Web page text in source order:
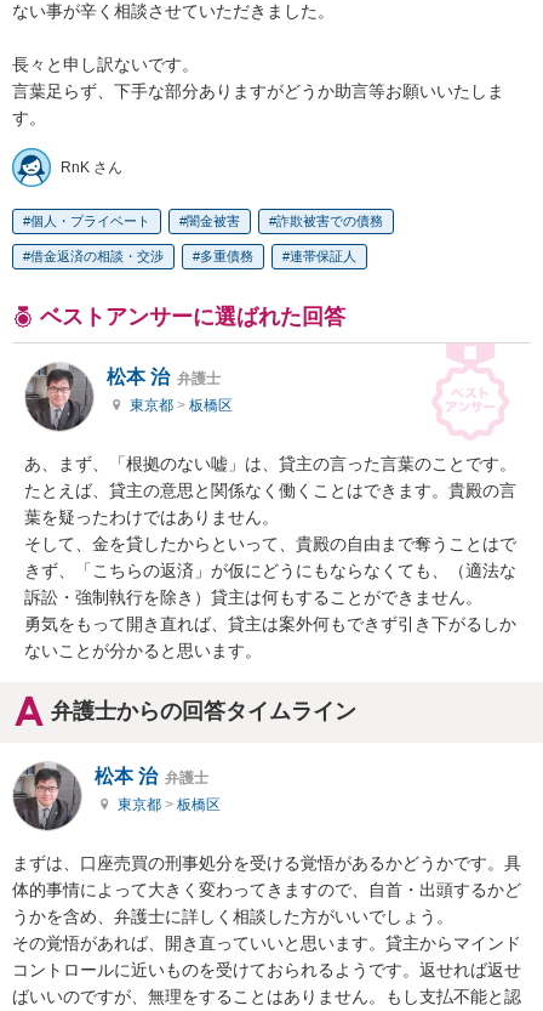
ない事が辛く相談させていただきました。
長々と申し訳ないです。
言葉足らず、下手な部分ありますがどうか助言等お願いいたしま
す。
RnK さん
個人・プライベート 闇金被害 詐欺被害での債務
借金返済の相談・交渉 多重債務 連帯保証人
ベストアンサーに選ばれた回答
松本 治 弁護士
東京都 > 板橋区
あ、まず、「根拠のない嘘」は、貸主の言った言葉のことです。
たとえば、貸主の意思と関係なく働くことはできます。貴殿の言
葉を疑ったわけではありません。
そして、金を貸したからといって、貴殿の自由まで奪うことはで
きず、「こちらの返済」が仮にどうにもならなくても、（適法な
訴訟・強制執行を除き）貸主は何もすることができません。
勇気をもって開き直れば、貸主は案外何もできず引き下がるしか
ないことが分かると思います。
弁護士からの回答タイムライン
松本 治 弁護士
東京都 > 板橋区
まずは、口座売買の刑事処分を受ける覚悟があるかどうかです。具
体的事情によって大きく変わってきますので、自首・出頭するかど
うかを含め、弁護士に詳しく相談した方がいいでしょう。
その覚悟があれば、開き直っていいと思います。貸主からマインド
コントロールに近いものを受けておられるようです。返せれば返せ
ばいいのですが、無理をすることはありません。もし支払不能と認